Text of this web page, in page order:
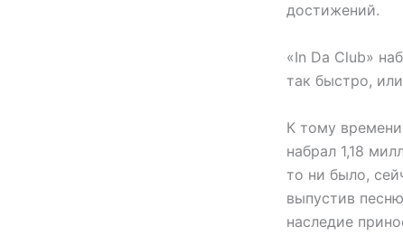
достижений.
«In Da Club»
так быстро,
К тому
набрал 1,18
то ни было,
выпустив
наследие